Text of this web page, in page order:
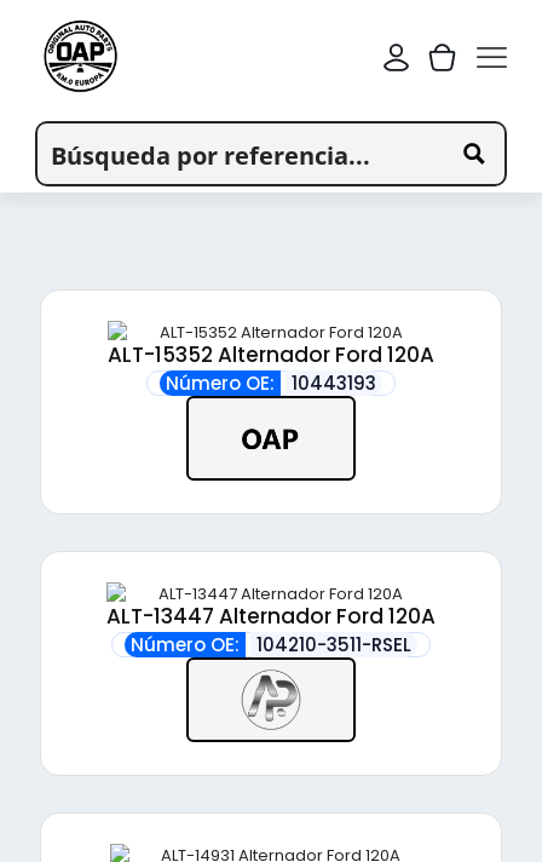
ALT-15352 Alternador Ford 120A
Número OE: 10443193
ALT-13447 Alternador Ford 120A
Número OE: 104210-3511-RSEL